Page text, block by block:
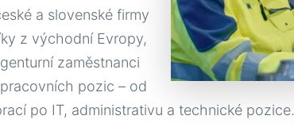
a slovenské firmy
z východní Evropy,
zaměstnanci
pozic – od
po IT, administrativu a technické pozice.